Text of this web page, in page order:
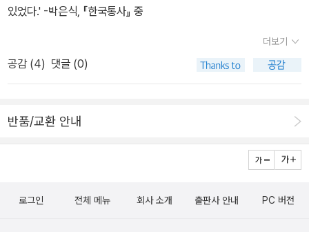
니다. 그건 정확하게 식민사관으로 피 식민을 경험한 우리 입장에서
가지고 있을 줄은 정말 몰랐습니다. 이에 대한 대답을 신채호의 <조
선상고사>가 해줍니다. 정확하게 얘기하자면 책의 1장에서 단재가
풀어나갈 역사 이야기의 기본 시각을 설명해주는 1장에 나옵니다. 아
비아가 투쟁해 다시 한 결과를 만들어내는 변증법의 발전 과정에 있
다. 소포클레스, <오이디푸스> 문학의 힘은 동감에 있습니다. 이 책
이 지났음에도 뛰어나지만 누구보다도 불행했던 한 영웅의 비탄이 아
있었다.' -박은식, 『한국통사』 중
더보기
공감 (4) 댓글 (0)
반품/교환 안내
로그인 전체 메뉴 회사 소개 출판사 안내 PC 버전